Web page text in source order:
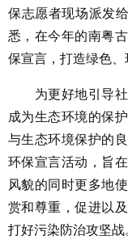
保志愿者现场派发
悉，在今年的南粤
保宣言，打造绿色、
为更好地引导社
成为生态环境的保
与生态环境保护的
环保宣言活动，旨
风貌的同时更多地
赏和尊重，促进以
打好污染防治攻坚战